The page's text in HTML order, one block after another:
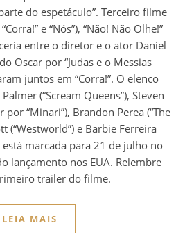
do espetáculo”. Terceiro filme
e “Nós”), “Não! Não Olhe!”
entre o diretor e o ator Daniel
Oscar por “Judas e o Messias
juntos em “Corra!”. O elenco
(“Scream Queens”), Steven
por “Minari”), Brandon Perea (“The
(“Westworld”) e Barbie Ferreira
está marcada para 21 de julho no
lançamento nos EUA. Relembre
trailer do filme.
LEIA MAIS